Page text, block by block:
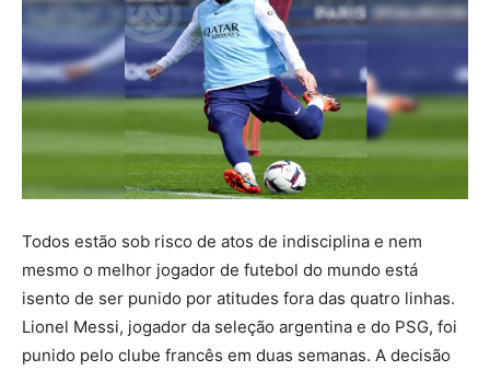
Todos estão sob risco de atos de indisciplina e nem
mesmo o melhor jogador de futebol do mundo está
isento de ser punido por atitudes fora das quatro linhas.
Lionel Messi, jogador da seleção argentina e do PSG, foi
punido pelo clube francês em duas semanas. A decisão